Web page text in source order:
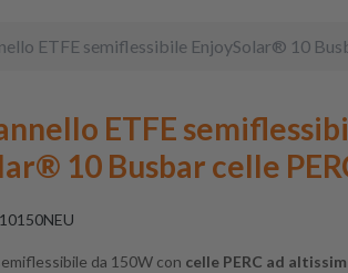
ETFE semiflessibile EnjoySolar® 10
ETFE
10 Busbar celle
da 150W con celle PERC ad